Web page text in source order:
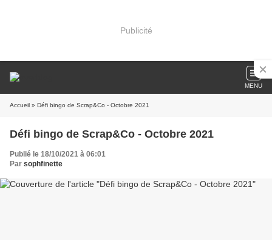
Publicité
MENU
Accueil » Défi bingo de Scrap&Co - Octobre 2021
Défi bingo de Scrap&Co - Octobre 2021
Publié le 18/10/2021 à 06:01
Par sophfinette